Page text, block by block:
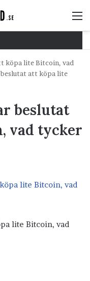
köpa lite Bitcoin, vad
beslutat att köpa lite
beslutat
vad tycker
lite Bitcoin, vad